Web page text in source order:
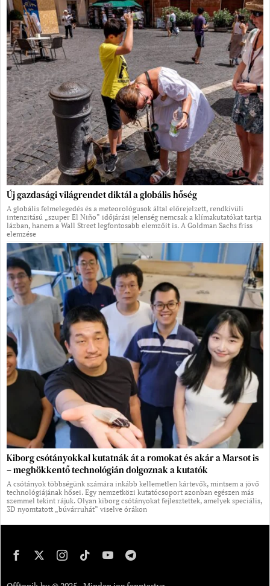
Új gazdasági világrendet diktál a globális hőség
A globális felmelegedés és a meteorológusok által előrejelzett, rendkívüli
intenzitású „szuper El Niño” időjárási jelenség nemcsak a klímakutatókat tartja
lázban, hanem a Wall Street legfontosabb elemzőit is. A Goldman Sachs friss
elemzése
Kiborg csótányokkal kutatnák át a romokat és akár a Marsot is
– meghökkentő technológián dolgoznak a kutatók
A csótányok többségünk számára inkább kellemetlen kártevők, mintsem a jövő
technológiájának hősei. Egy nemzetközi kutatócsoport azonban egészen más
szemmel tekint rájuk. Olyan kiborg csótányokat fejlesztettek, amelyek speciális,
3D nyomtatott „búvárruhát” viselve órákon